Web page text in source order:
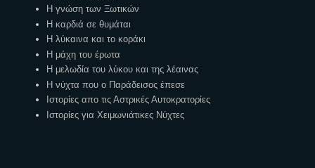
Η γνώση των Ξωτικών
Η καρδιά σε θυμάται
Η λύκαινα και το κοράκι
Η μάχη του έρωτα
Η μελωδία του λύκου και της λέαινας
Η νύχτα που ο Παράδεισος έπεσε
Ιστορίες απο τις Αστρικές Αυτοκρατορίες
Ιστορίες για Χειμωνιάτικες Νύχτες